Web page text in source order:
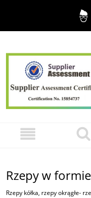
Rzepy w
Rzepy kółka, rzepy okrągłe-